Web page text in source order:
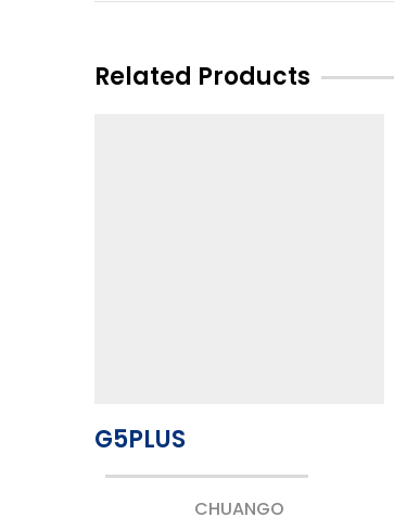
Related Products
G5PLUS
CHUANGO